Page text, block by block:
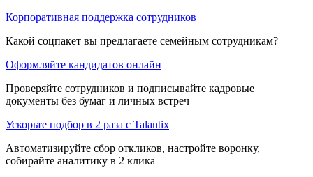
Корпоративная поддержка сотрудников
Какой соцпакет вы предлагаете семейным сотрудникам?
Оформляйте кандидатов онлайн
Проверяйте сотрудников и подписывайте кадровые
документы без бумаг и личных встреч
Ускорьте подбор в 2 раза с Talantix
Автоматизируйте сбор откликов, настройте воронку,
собирайте аналитику в 2 клика